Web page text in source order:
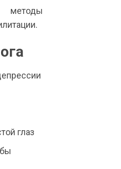
методы
глаз